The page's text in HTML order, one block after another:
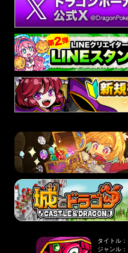
タイトル ：
ジャンル ：